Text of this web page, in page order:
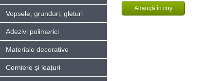
Vopsele, grunduri, gleturi
Adezivi polimerici
Materiale decorative
Corniere și leațuri